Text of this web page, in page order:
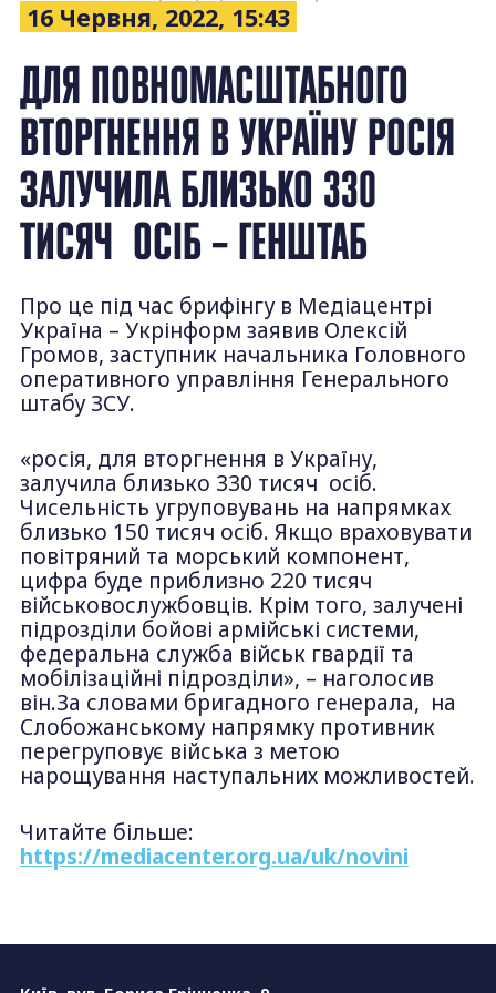
16 Червня, 2022, 15:43
ДЛЯ ПОВНОМАСШТАБНОГО
ВТОРГНЕННЯ В УКРАЇНУ РОСІЯ
ЗАЛУЧИЛА БЛИЗЬКО 330
ТИСЯЧ ОСІБ – ГЕНШТАБ
Про це під час брифінгу в Медіацентрі
Україна – Укрінформ заявив Олексій
Громов, заступник начальника Головного
оперативного управління Генерального
штабу ЗСУ.
«росія, для вторгнення в Україну,
залучила близько 330 тисяч осіб.
Чисельність угруповувань на напрямках
близько 150 тисяч осіб. Якщо враховувати
повітряний та морський компонент,
цифра буде приблизно 220 тисяч
військовослужбовців. Крім того, залучені
підрозділи бойові армійські системи,
федеральна служба військ гвардії та
мобілізаційні підрозділи», – наголосив
він.За словами бригадного генерала, на
Слобожанському напрямку противник
перегруповує війська з метою
нарощування наступальних можливостей.
Читайте більше:
https://mediacenter.org.ua/uk/novini